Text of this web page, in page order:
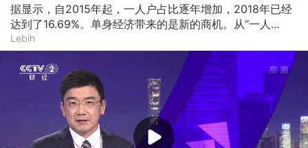
据显示，自2015年起，一人户占比逐年增加，2018年已经
达到了16.69%。单身经济带来的是新的商机。从“一人...
Lebih